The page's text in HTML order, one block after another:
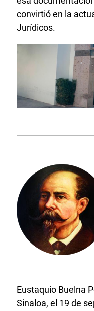
convirtió en la
Jurídicos.
Eustaquio Buelna
Sinaloa, el 19 de